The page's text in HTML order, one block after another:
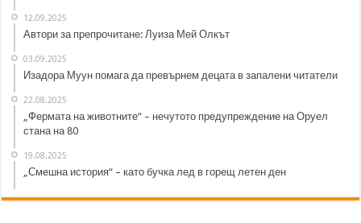
12.09.2025
Автори за препрочитане: Луиза Мей Олкът
03.09.2025
Изадора Муун помага да превърнем децата в запалени читатели
22.08.2025
„Фермата на животните“ – нечутото предупреждение на Оруел
стана на 80
19.08.2025
„Смешна история“ – като бучка лед в горещ летен ден